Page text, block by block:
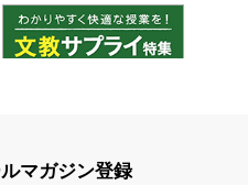
マガジン登録